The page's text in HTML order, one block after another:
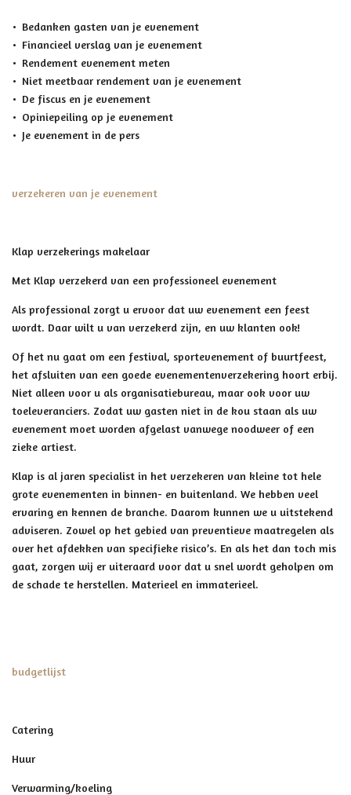
Bedanken gasten van je evenement
Financieel verslag van je evenement
Rendement evenement meten
Niet meetbaar rendement van je evenement
De fiscus en je evenement
Opiniepeiling op je evenement
Je evenement in de pers
verzekeren van je evenement
Klap verzekerings makelaar
Met Klap verzekerd van een professioneel evenement
Als professional zorgt u ervoor dat uw evenement een feest
wordt. Daar wilt u van verzekerd zijn, en uw klanten ook!
Of het nu gaat om een festival, sportevenement of buurtfeest,
het afsluiten van een goede evenementenverzekering hoort erbij.
Niet alleen voor u als organisatiebureau, maar ook voor uw
toeleveranciers. Zodat uw gasten niet in de kou staan als uw
evenement moet worden afgelast vanwege noodweer of een
zieke artiest.
Klap is al jaren specialist in het verzekeren van kleine tot hele
grote evenementen in binnen- en buitenland. We hebben veel
ervaring en kennen de branche. Daarom kunnen we u uitstekend
adviseren. Zowel op het gebied van preventieve maatregelen als
over het afdekken van specifieke risico’s. En als het dan toch mis
gaat, zorgen wij er uiteraard voor dat u snel wordt geholpen om
de schade te herstellen. Materieel en immaterieel.
budgetlijst
Catering
Huur
Verwarming/koeling